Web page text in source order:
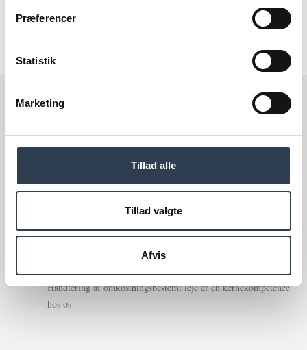
Præferencer
Statistik
Marketing
Tillad alle
Tillad valgte
Afvis
ansættelseskontrakter mv.
Særlige kompetencer
Administration af boligudlejningsejendomme og erhvervsejendomme
Omkostningsbestemt leje
Håndtering af omkostningsbestemt leje er en kernekompetence
hos os